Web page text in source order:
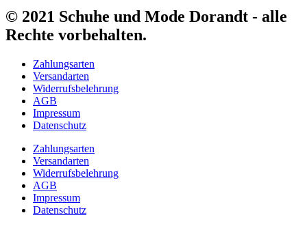
© 2021 Schuhe und Mode Dorandt - alle
Rechte vorbehalten.
Zahlungsarten
Versandarten
Widerrufsbelehrung
AGB
Impressum
Datenschutz
Zahlungsarten
Versandarten
Widerrufsbelehrung
AGB
Impressum
Datenschutz